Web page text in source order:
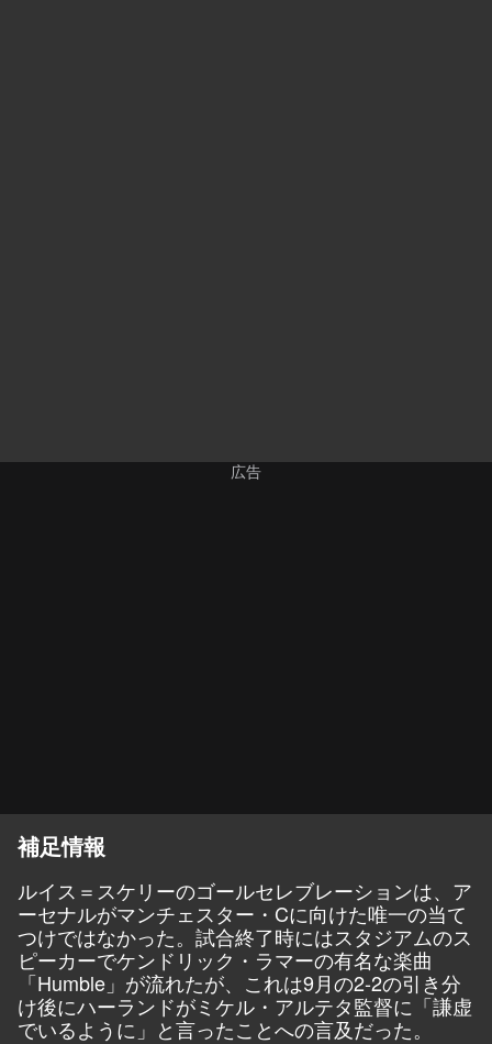
補足情報
ルイス＝スケリーのゴールセレブレーションは、ア
ーセナルがマンチェスター・Cに向けた唯一の当て
つけではなかった。試合終了時にはスタジアムのス
ピーカーでケンドリック・ラマーの有名な楽曲
「Humble」が流れたが、これは9月の2-2の引き分
け後にハーランドがミケル・アルテタ監督に「謙虚
でいるように」と言ったことへの言及だった。